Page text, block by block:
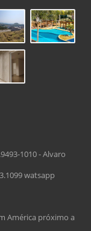
1010 - Alvaro
watsapp
América próximo a